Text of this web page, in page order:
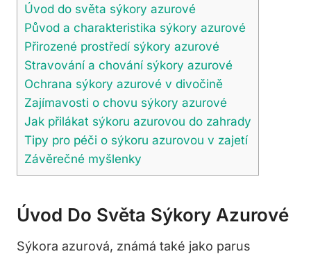
Úvod do světa sýkory azurové
Původ a charakteristika sýkory azurové
Přirozené prostředí sýkory azurové
Stravování a chování sýkory azurové
Ochrana sýkory azurové v divočině
Zajímavosti o chovu sýkory azurové
Jak přilákat sýkoru azurovou do zahrady
Tipy pro péči o sýkoru azurovou v zajetí
Závěrečné myšlenky
Úvod Do Světa Sýkory Azurové
Sýkora azurová, známá také jako parus